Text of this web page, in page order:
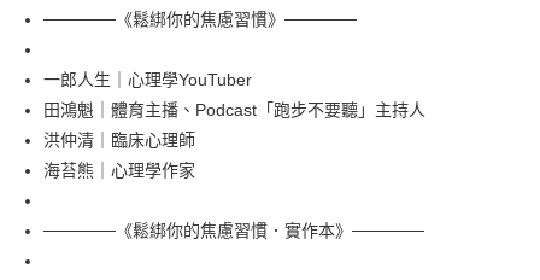
每筆NT$100，滿NT$499(含以上)免運費
──────《鬆綁你的焦慮習慣》──────
一郎人生｜心理學YouTuber
田鴻魁｜體育主播、Podcast「跑步不要聽」主持人
洪仲清｜臨床心理師
海苔熊｜心理學作家
──────《鬆綁你的焦慮習慣．實作本》──────